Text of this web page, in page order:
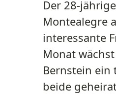
Der 28-
Montealegre
interessante
Monat
Bernstein ein
beide